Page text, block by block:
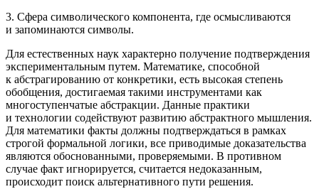
3. Сфера символического компонента, где осмысливаются
и запоминаются символы.
Для естественных наук характерно получение подтверждения
экспериментальным путем. Математике, способной
к абстрагированию от конкретики, есть высокая степень
обобщения, достигаемая такими инструментами как
многоступенчатые абстракции. Данные практики
и технологии содействуют развитию абстрактного мышления.
Для математики факты должны подтверждаться в рамках
строгой формальной логики, все приводимые доказательства
являются обоснованными, проверяемыми. В противном
случае факт игнорируется, считается недоказанным,
происходит поиск альтернативного пути решения.